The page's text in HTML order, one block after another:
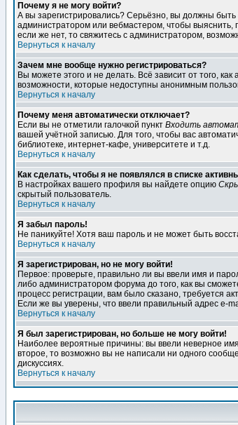
Почему я не могу войти?
А вы зарегистрировались? Серьёзно, вы должны
администратором или вебмастером, чтобы
если же нет, то свяжитесь с администратором,
Вернуться к началу
Зачем мне вообще нужно регистрироваться?
Вы можете этого и не делать. Всё зависит от того,
возможности, которые недоступны анонимным
Вернуться к началу
Почему меня автоматически отключает?
Если вы не отметили галочкой пункт Входить
вашей учётной записью. Для того, чтобы вас
библиотеке, интернет-кафе, университете и т.д.
Вернуться к началу
Как сделать, чтобы я не появлялся в списке
В настройках вашего профиля вы найдете опцию
скрытый пользователь.
Вернуться к началу
Я забыл пароль!
Не паникуйте! Хотя ваш пароль и не может быть
Вернуться к началу
Я зарегистрирован, но не могу войти!
Первое: проверьте, правильно ли вы ввели имя и
либо администратором форума до того, как вы
процесс регистрации, вам было сказано, требуется
Если же вы уверены, что ввели правильный адрес e-
Вернуться к началу
Я был зарегистрирован, но больше не могу войти!
Наиболее вероятные причины: вы ввели неверное
второе, то возможно вы не написали ни одного
дискуссиях.
Вернуться к началу